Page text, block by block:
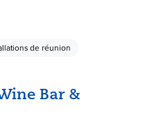
de réunion
Bar &